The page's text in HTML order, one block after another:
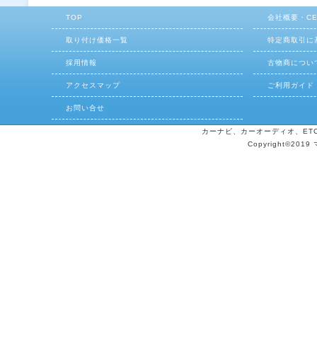
TOP 会社概要・
取り付け価格一覧 特定商取引に
採用情報 古物商につい
アクセスマップ ご利用ガイド
お問い合せ
カーナビ、カーオーディオ、
Copyright©2019